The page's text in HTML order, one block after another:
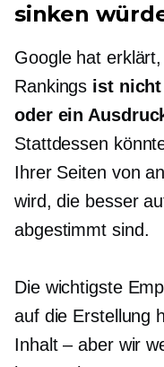
sinken
Google hat
Rankings ist nicht
oder ein
Stattdessen
Ihrer Seiten von
wird, die besser
abgestimmt sind.
Die wichtigste
auf die Erstellung
Inhalt – aberwir